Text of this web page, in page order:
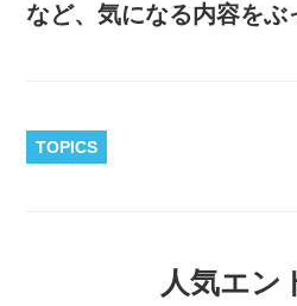
など、気になる内容をぶ
TOPICS
人気エン